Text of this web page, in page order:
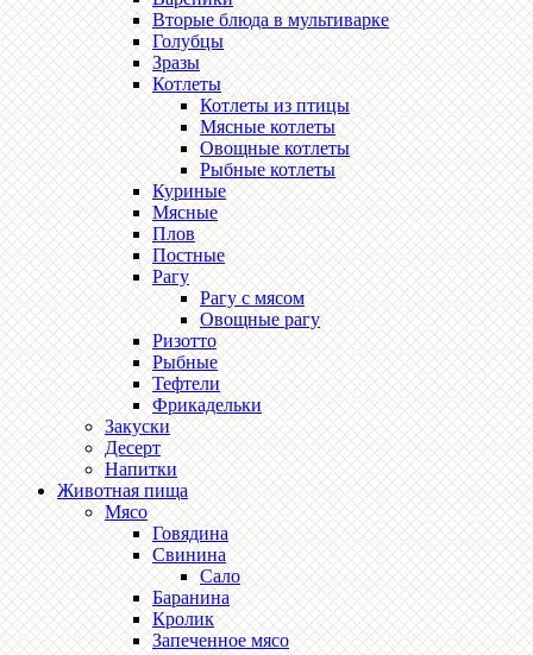
Вторые блюда в мультиварке
Голубцы
Зразы
Котлеты
Котлеты из птицы
Мясные котлеты
Овощные котлеты
Рыбные котлеты
Куриные
Мясные
Плов
Постные
Рагу
Рагу с мясом
Овощные рагу
Ризотто
Рыбные
Тефтели
Фрикадельки
Закуски
Десерт
Напитки
Животная пища
Мясо
Говядина
Свинина
Сало
Баранина
Кролик
Запеченное мясо